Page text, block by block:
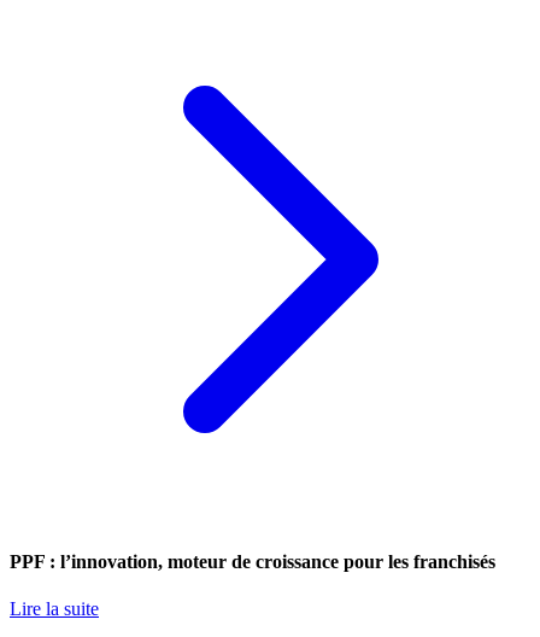
PPF : l’innovation, moteur de croissance pour les franchisés
Lire la suite